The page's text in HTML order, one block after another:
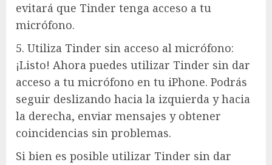
evitará que Tinder tenga acceso a tu
micrófono.
5. Utiliza Tinder sin acceso al micrófono:
¡Listo! Ahora puedes utilizar Tinder sin dar
acceso a tu micrófono en tu iPhone. Podrás
seguir deslizando hacia la izquierda y hacia
la derecha, enviar mensajes y obtener
coincidencias sin problemas.
Si bien es posible utilizar Tinder sin dar